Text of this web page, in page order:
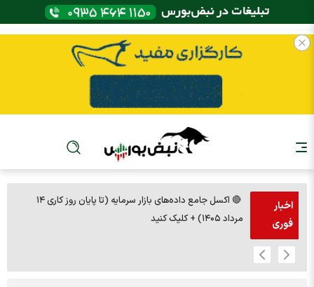
اخبار
فوری
🔴 اکسل جامع داده‌های بازار سرمایه (تا پایان روز کاری ۱۴
مرداد ۱۴۰۵) + کلیک کنید